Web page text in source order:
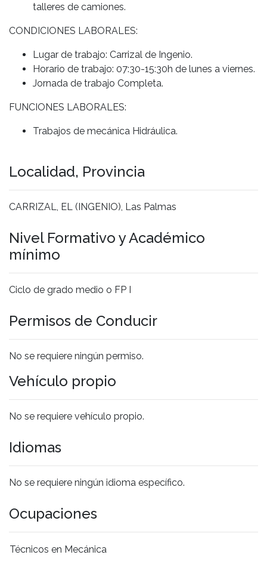
talleres de camiones.
CONDICIONES LABORALES:
Lugar de trabajo: Carrizal de Ingenio.
Horario de trabajo: 07:30-15:30h de lunes a viernes.
Jornada de trabajo Completa.
FUNCIONES LABORALES:
Trabajos de mecánica Hidráulica.
Localidad, Provincia
CARRIZAL, EL (INGENIO), Las Palmas
Nivel Formativo y Académico
mínimo
Ciclo de grado medio o FP I
Permisos de Conducir
No se requiere ningún permiso.
Vehículo propio
No se requiere vehículo propio.
Idiomas
No se requiere ningún idioma específico.
Ocupaciones
Técnicos en Mecánica